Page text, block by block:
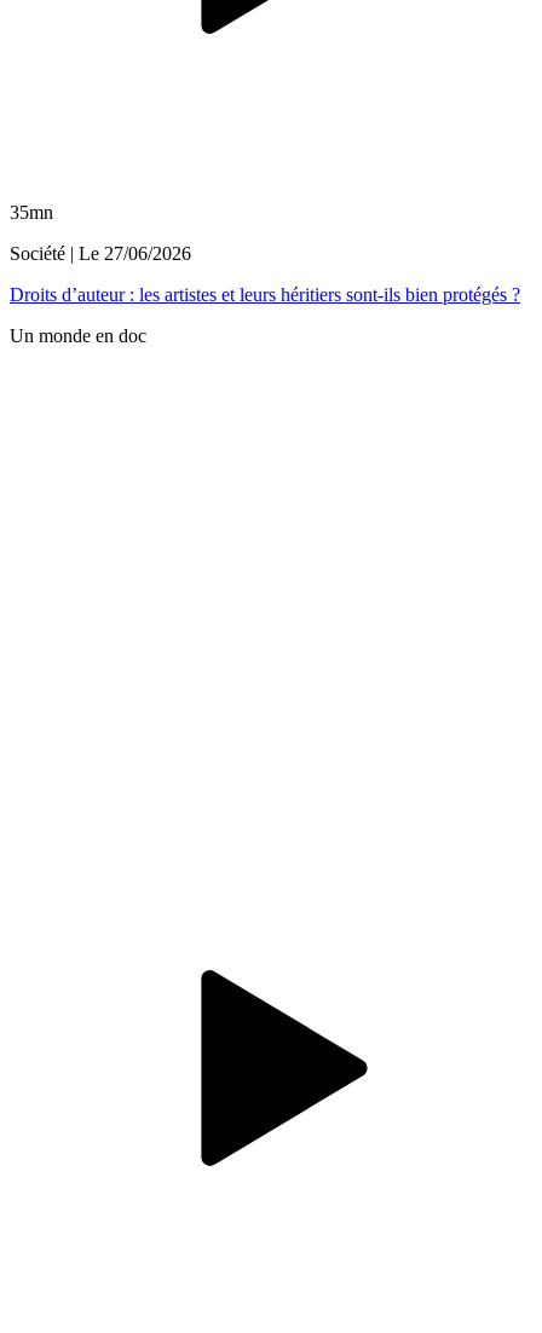
35mn
Société | Le 27/06/2026
Droits d’auteur : les artistes et leurs héritiers sont-ils bien protégés ?
Un monde en doc